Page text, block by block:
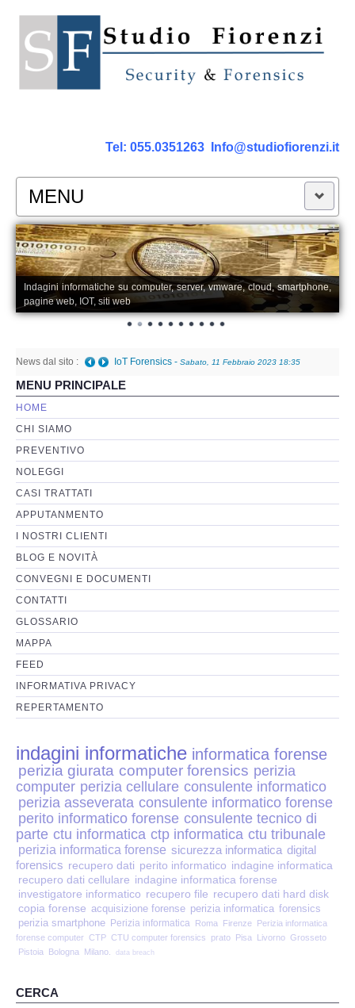
Tel: 055.0351263 Info@studiofiorenzi.it
MENU
PERIZIE
Perizia Computer
Perizia Smartphone Tablet,Cell.
Perizia Rete dati
Perizia Basi di Dati
Perizia Immagini e Video
Perzia su Software/Programmi
Perizia Fonica e Trascrizioni
Perizia su Social Network
Perizia Web Reputation
Perizia Host e Mainframe
Perizia Contratti ICT
Perizia Disp. Elettronici
Perizia Stalking
Perizia Cyber Bullismo
Incarichi CTU e CTP
Perizia Centralini PBX e VOIP
Perizia Estimo
Perizia Documento informatico
Perizia Cloud
Indagini informatiche su computer, server, vmware, cloud, smartphone,
pagine web, IOT, siti web
News dal sito : IoT Forensics - Sabato, 11 Febbraio 2023 18:35
MENU PRINCIPALE
HOME
CHI SIAMO
PREVENTIVO
NOLEGGI
CASI TRATTATI
APPUTANMENTO
I NOSTRI CLIENTI
BLOG E NOVITÀ
CONVEGNI E DOCUMENTI
CONTATTI
GLOSSARIO
MAPPA
FEED
INFORMATIVA PRIVACY
REPERTAMENTO
indagini informatiche informatica forense
perizia giurata computer forensics perizia
computer perizia cellulare consulente informatico
perizia asseverata consulente informatico forense
perito informatico forense consulente tecnico di
parte ctu informatica ctp informatica ctu tribunale
perizia informatica forense sicurezza informatica digital
forensics recupero dati perito informatico indagine informatica
recupero dati cellulare indagine informatica forense
investigatore informatico recupero file recupero dati hard disk
copia forense acquisizione forense perizia informatica forensics
perizia smartphone Perizia informatica Roma Firenze Perizia informatica
forense computer CTP CTU computer forensics prato Pisa Livorno Grosseto
Pistoia
Bologna Milano. data breach
CERCA